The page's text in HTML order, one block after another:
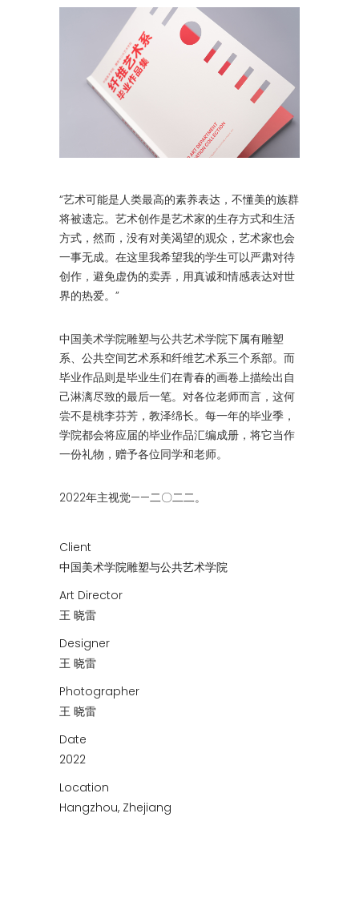
“艺术可能是人类最高的素养表达，不懂美的族群
将被遗忘。艺术创作是艺术家的生存方式和生活
方式，然而，没有对美渴望的观众，艺术家也会
一事无成。在这里我希望我的学生可以严肃对待
创作，避免虚伪的卖弄，用真诚和情感表达对世
界的热爱。”
中国美术学院雕塑与公共艺术学院下属有雕塑
系、公共空间艺术系和纤维艺术系三个系部。而
毕业作品则是毕业生们在青春的画卷上描绘出自
己淋漓尽致的最后一笔。对各位老师而言，这何
尝不是桃李芬芳，教泽绵长。每一年的毕业季，
学院都会将应届的毕业作品汇编成册，将它当作
一份礼物，赠予各位同学和老师。
2022年主视觉——二〇二二。
Client
中国美术学院雕塑与公共艺术学院
Art Director
王 晓雷
Designer
王 晓雷
Photographer
王 晓雷
Date
2022
Location
Hangzhou, Zhejiang